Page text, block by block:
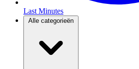
Last Minutes
Alle categorieën